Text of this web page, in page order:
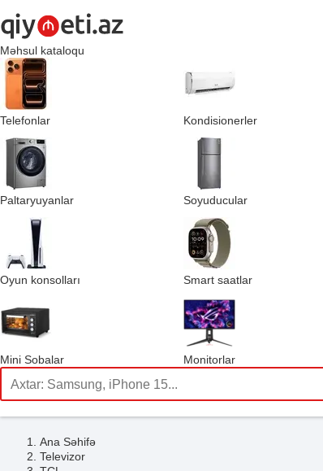
Məhsul kataloqu
Telefonlar Kondisionerler
Paltaryuyanlar Soyuducular
Oyun konsolları Smart saatlar
Mini Sobalar Monitorlar
Ana Səhifə
Televizor